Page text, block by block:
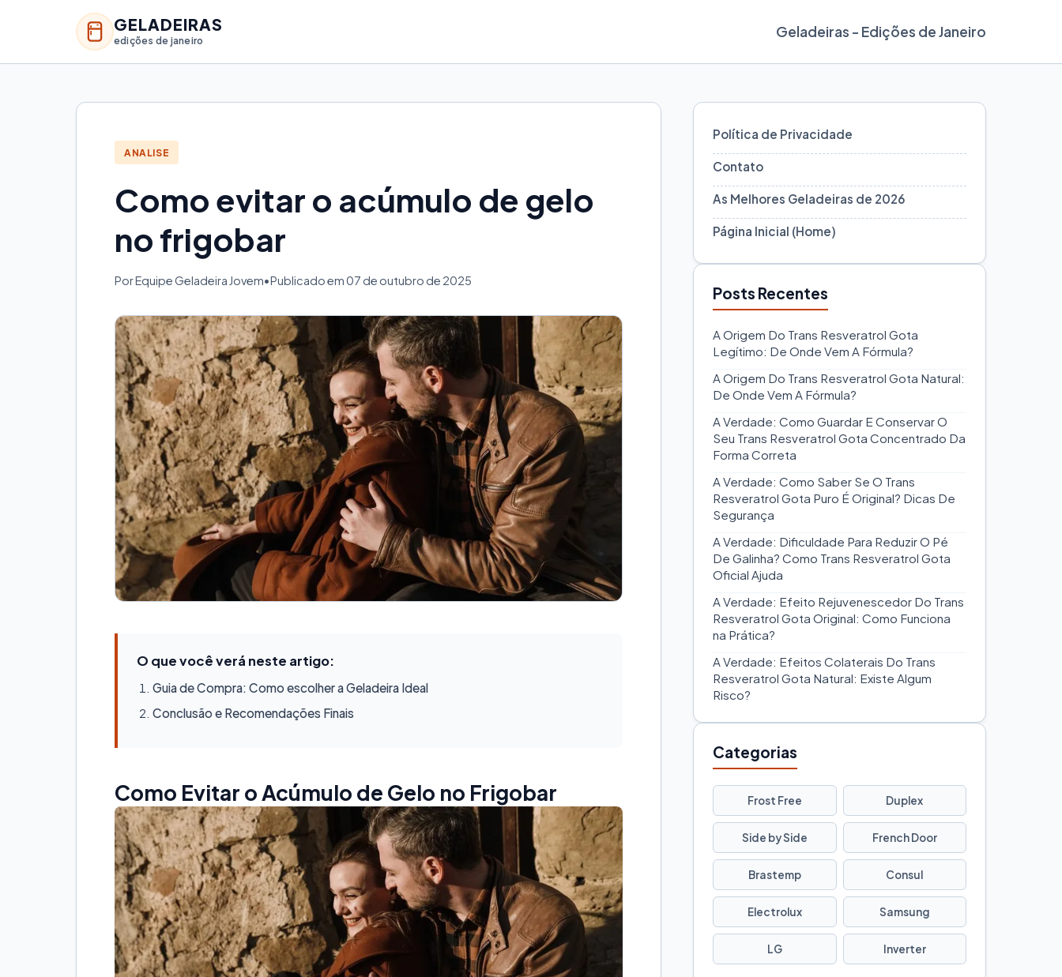
GELADEIRAS
edições de janeiro Geladeiras - Edições de Janeiro
ANALISE
Como evitar o acúmulo de gelo
no frigobar
Por Equipe Geladeira Jovem•Publicado em 07 de outubro de 2025
O que você verá neste artigo:
Guia de Compra: Como escolher a Geladeira Ideal
Conclusão e Recomendações Finais
Como Evitar o Acúmulo de Gelo no Frigobar
Política de Privacidade
Contato
As Melhores Geladeiras de 2026
Página Inicial (Home)
Posts Recentes
A Origem Do Trans Resveratrol Gota
Legítimo: De Onde Vem A Fórmula?
A Origem Do Trans Resveratrol Gota Natural:
De Onde Vem A Fórmula?
A Verdade: Como Guardar E Conservar O
Seu Trans Resveratrol Gota Concentrado Da
Forma Correta
A Verdade: Como Saber Se O Trans
Resveratrol Gota Puro É Original? Dicas De
Segurança
A Verdade: Dificuldade Para Reduzir O Pé
De Galinha? Como Trans Resveratrol Gota
Oficial Ajuda
A Verdade: Efeito Rejuvenescedor Do Trans
Resveratrol Gota Original: Como Funciona
na Prática?
A Verdade: Efeitos Colaterais Do Trans
Resveratrol Gota Natural: Existe Algum
Risco?
Categorias
Frost Free Duplex
Side by Side French Door
Brastemp Consul
Electrolux Samsung
LG Inverter